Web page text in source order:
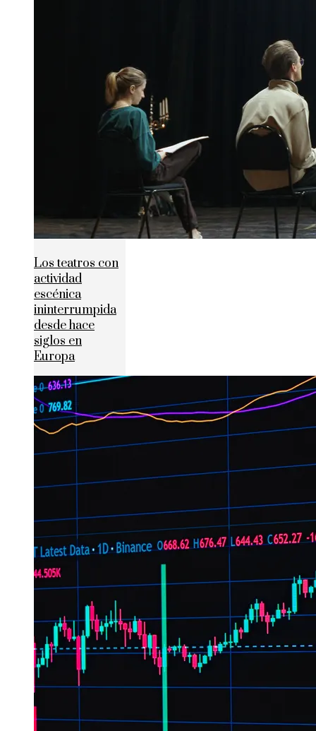
Los teatros con
actividad
escénica
ininterrumpida
desde hace
siglos en
Europa